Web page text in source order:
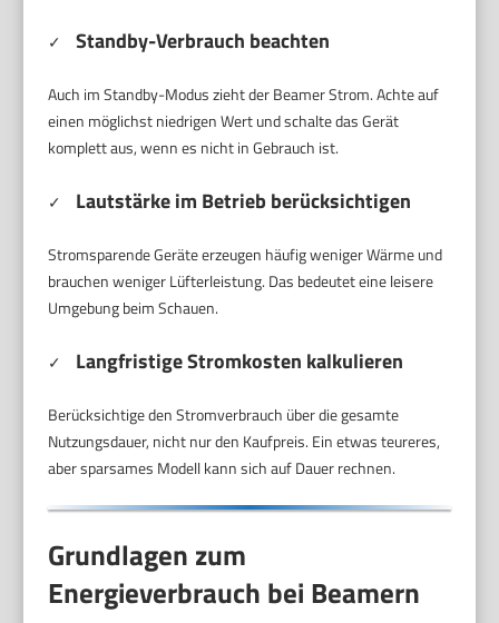
✓ Standby-Verbrauch beachten
Auch im Standby-Modus zieht der Beamer Strom. Achte auf
einen möglichst niedrigen Wert und schalte das Gerät
komplett aus, wenn es nicht in Gebrauch ist.
✓ Lautstärke im Betrieb berücksichtigen
Stromsparende Geräte erzeugen häufig weniger Wärme und
brauchen weniger Lüfterleistung. Das bedeutet eine leisere
Umgebung beim Schauen.
✓ Langfristige Stromkosten kalkulieren
Berücksichtige den Stromverbrauch über die gesamte
Nutzungsdauer, nicht nur den Kaufpreis. Ein etwas teureres,
aber sparsames Modell kann sich auf Dauer rechnen.
Grundlagen zum
Energieverbrauch bei Beamern